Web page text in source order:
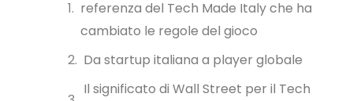
referenza del Tech Made Italy che ha
cambiato le regole del gioco
Da startup italiana a player globale
Il significato di Wall Street per il Tech